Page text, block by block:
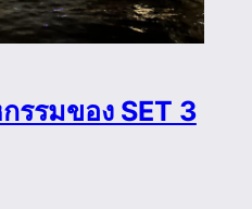
รมของ SET 3